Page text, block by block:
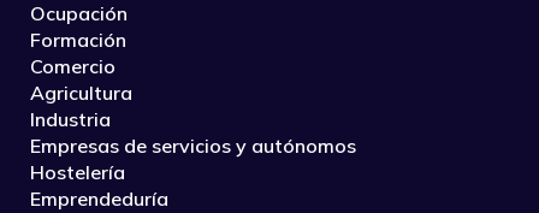
Ocupación
Formación
Comercio
Agricultura
Industria
Empresas de servicios y autónomos
Hostelería
Emprendeduría